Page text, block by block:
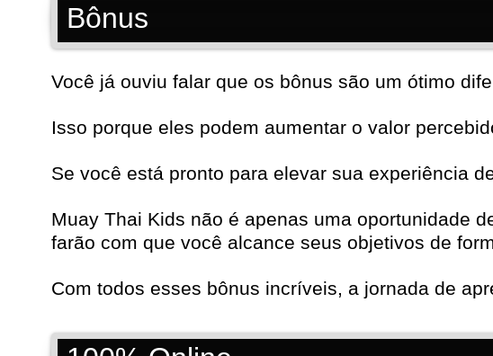
Bônus
Você já ouviu falar que os bônus são um ótimo
Isso porque eles podem aumentar o valor
Se você está pronto para elevar sua experiência
Muay Thai Kids não é apenas uma oportunidade
farão com que você alcance seus objetivos de
Com todos esses bônus incríveis, a jornada de